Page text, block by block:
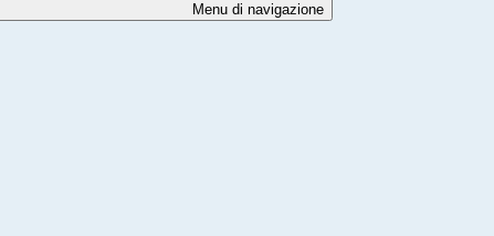
Menu di navigazione